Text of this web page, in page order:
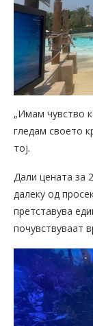
„Имам чувство
гледам своето
тој.
Дали цената за
далеку од
претставува
почувствуваат